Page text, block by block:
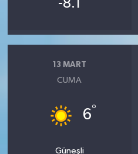
-8.1
13 MART
CUMA
6°
Güneşli